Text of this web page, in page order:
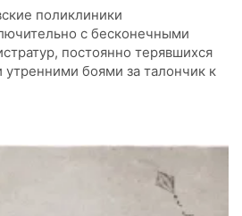
поликлиники
с бесконечными
постоянно терявшихся
боями за талончик к